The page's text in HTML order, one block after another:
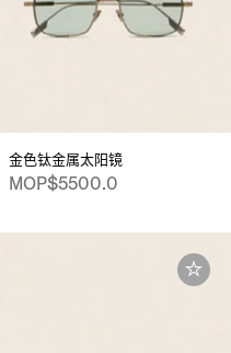
金色钛金属太阳镜
MOP$5500.0